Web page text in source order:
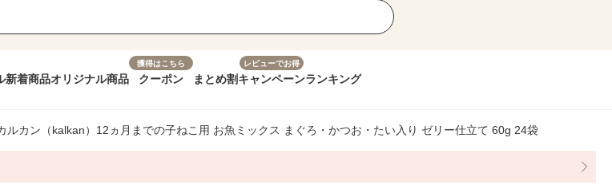
新着商品オリジナル商品
獲得はこちら
クーポン まとめ割
レビューでお得
キャンペーンランキング
ルカン（kalkan）12ヵ月までの子ねこ用 お魚ミックス まぐろ・かつお・たい入り ゼリー仕立て 60g 24袋